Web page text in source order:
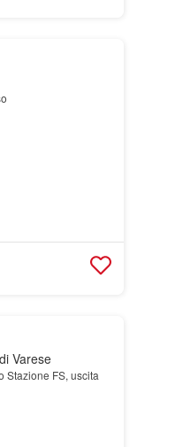
Varese
Stazione FS, uscita